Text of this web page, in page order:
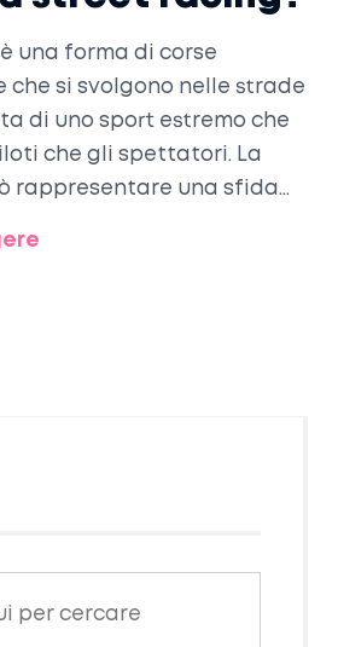
una forma di corse
si svolgono nelle strade
di uno sport estremo che
che gli spettatori. La
rappresentare una sfida
devono prendere
La street racing è uno
sicurezza se si